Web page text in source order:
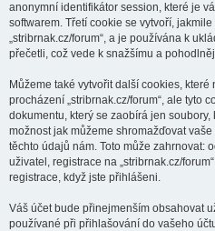
anonymní identifikátor session, které je
softwarem. Třetí cookie se vytvoří,
„stribrnak.cz/forum“, a je používána k
přečetli, což vede k snažšímu a
Můžeme také vytvořit další cookies,
procházení „stribrnak.cz/forum“, ale tyto
dokumentu, který se zaobírá jen
možnost jak můžeme shromažďovat
těchto údajů nám. Toto může zahrnovat:
uživatel, registrace na „stribrnak.cz/
registrace, když jste přihlášeni.
Váš účet bude přinejmenším obsahovat
používané při přihlašování do vašeho